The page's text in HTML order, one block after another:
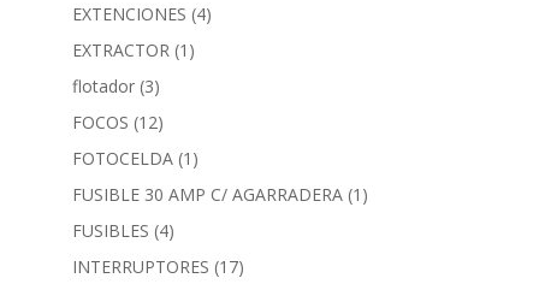
EXTENCIONES (4)
EXTRACTOR (1)
flotador (3)
FOCOS (12)
FOTOCELDA (1)
FUSIBLE 30 AMP C/ AGARRADERA (1)
FUSIBLES (4)
INTERRUPTORES (17)